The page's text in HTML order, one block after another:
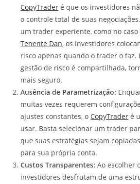
CopyTrader é que os investidores
o controle total de suas
um trader experiente, como no
Tenente Dan, os investidores
risco apenas quando o trader o faz.
gestão de risco é compartilhada,
mais seguro.
Ausência de Parametrização:
muitas vezes requerem
ajustes constantes, o CopyTrader é
usar. Basta selecionar um trader
que suas estratégias sejam
para sua própria conta.
Custos Transparentes: Ao escolher
investidores desfrutam de uma